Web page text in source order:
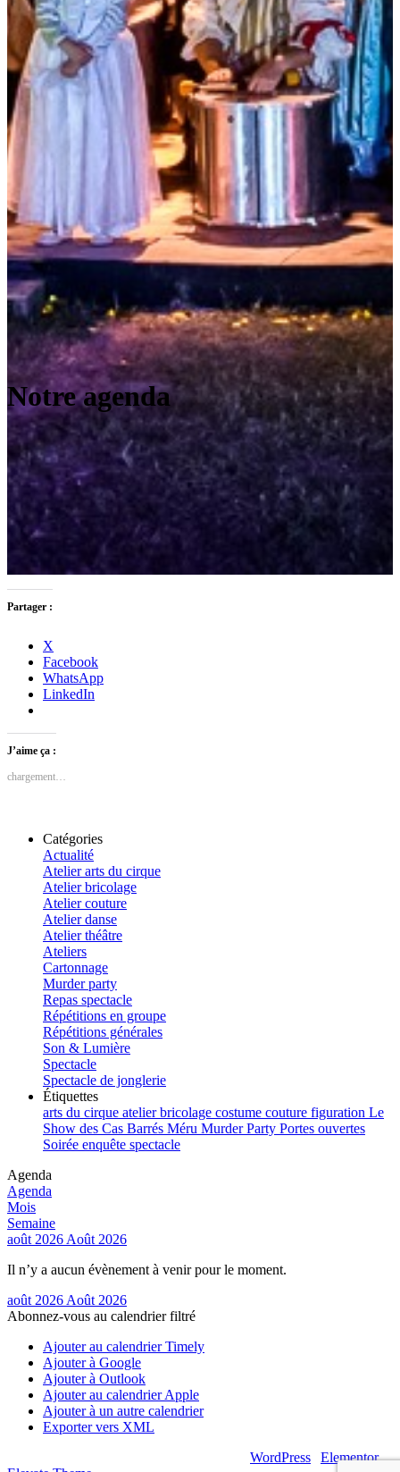
Notre agenda
Partager :
X
Facebook
WhatsApp
LinkedIn
J’aime ça :
chargement…
Catégories
Actualité
Atelier arts du cirque
Atelier bricolage
Atelier couture
Atelier danse
Atelier théâtre
Ateliers
Cartonnage
Murder party
Repas spectacle
Répétitions en groupe
Répétitions générales
Son & Lumière
Spectacle
Spectacle de jonglerie
Étiquettes
arts du cirque atelierbricolage costume couture figuration Le
Show des Cas Barrés Méru Murder Party Portes ouvertes
Soirée enquête spectacle
Agenda
Agenda
Mois
Semaine
août 2026 Août 2026
Il n’y a aucun évènement à venir pour le moment.
août 2026 Août 2026
Abonnez-vous au calendrier filtré
Ajouter au calendrier Timely
Ajouter à Google
Ajouter à Outlook
Ajouter au calendrier Apple
Ajouter à un autre calendrier
Exporter vers XML
WordPress Elementor|